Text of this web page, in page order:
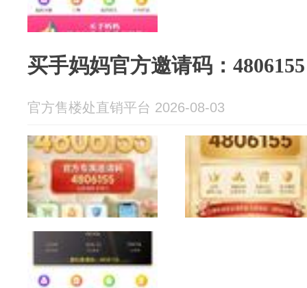
买手妈妈官方邀请码：4806155
官方售楼处直销平台 2026-08-03